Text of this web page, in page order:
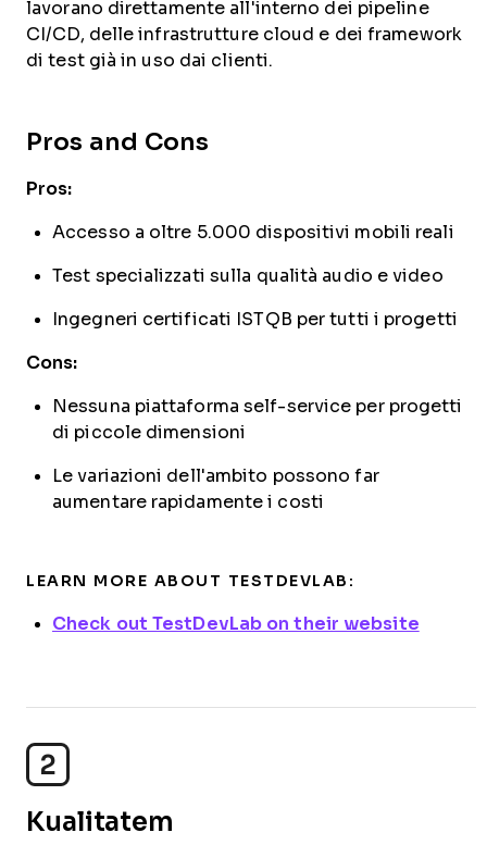
lavorano direttamente all'interno dei pipeline
CI/CD, delle infrastrutture cloud e dei framework
di test già in uso dai clienti.
Pros and Cons
Pros:
Accesso a oltre 5.000 dispositivi mobili reali
Test specializzati sulla qualità audio e video
Ingegneri certificati ISTQB per tutti i progetti
Cons:
Nessuna piattaforma self-service per progetti
di piccole dimensioni
Le variazioni dell'ambito possono far
aumentare rapidamente i costi
LEARN MORE ABOUT TESTDEVLAB:
Check out TestDevLab on their website
2
Kualitatem